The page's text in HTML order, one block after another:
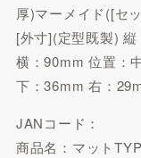
厚)マーメイド([セ
[外寸](定型既製)
横：90mm 位置：
下：36mm 右：
JANコード：
商品名：マット